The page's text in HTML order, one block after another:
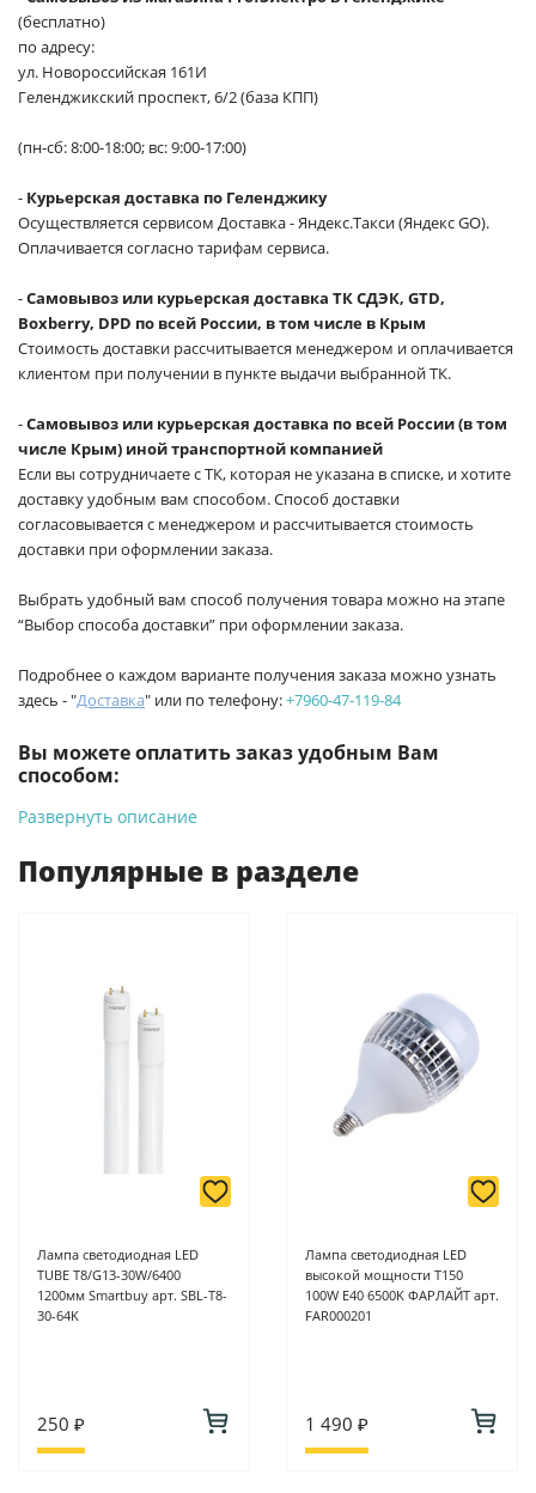
(бесплатно)
по адресу:
ул. Новороссийская 161И
Геленджикский проспект, 6/2 (база КПП)
(пн-сб: 8:00-18:00; вс: 9:00-17:00)
- Курьерская доставка по Геленджику
Осуществляется сервисом Доставка - Яндекс.Такси (Яндекс GO).
Оплачивается согласно тарифам сервиса.
-Самовывоз или курьерская доставка ТК СДЭК, GTD,
Boxberry, DPD по всей России, в том числе в Крым
Стоимость доставки рассчитывается менеджером и оплачивается
клиентом при получении в пункте выдачи выбранной ТК.
-Самовывоз или курьерская доставка по всей России (в том
числе Крым) иной транспортной компанией
Если вы сотрудничаете с ТК, которая не указана в списке, и хотите
доставку удобным вам способом. Способ доставки
согласовывается с менеджером и рассчитывается стоимость
доставки при оформлении заказа.
Выбрать удобный вам способ получения товара можно на этапе
“Выбор способа доставки” при оформлении заказа.
Подробнее о каждом варианте получения заказа можно узнать
здесь - "Доставка" или по телефону:+7960-47-119-84
Вы можете оплатить заказ удобным Вам
способом:
-Банковской картой на сайте ProffЭлектро. Данный вид
Для юридических лиц: переводом на расчетный счет при
онлайн оплате заказа на сайте.
Подробнее о способах оплаты можно узнать здесь - "Оплата"
Развернуть описание
Популярные в разделе
Лампа светодиодная LED
TUBE T8/G13-30W/6400
1200мм Smartbuy арт. SBL-T8-
30-64K
250 ₽
Лампа светодиодная LED
высокой мощности Т150
100W E40 6500K ФАРЛАЙТ арт.
FAR000201
1 490 ₽